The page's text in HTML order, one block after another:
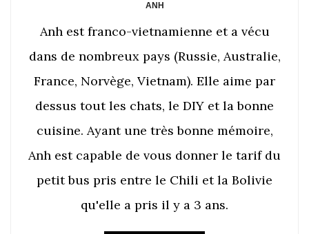
ANH
Anh est franco-vietnamienne et a vécu
dans de nombreux pays (Russie, Australie,
France, Norvège, Vietnam). Elle aime par
dessus tout les chats, le DIY et la bonne
cuisine. Ayant une très bonne mémoire,
Anh est capable de vous donner le tarif du
petit bus pris entre le Chili et la Bolivie
qu'elle a pris il y a 3 ans.